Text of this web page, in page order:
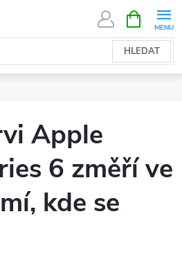
HLEDAT
NÁKUPNÍ
KOŠÍK
Apple
6 změří ve
kde se